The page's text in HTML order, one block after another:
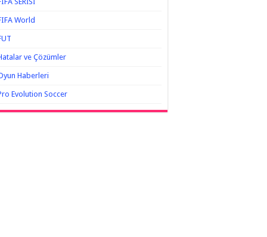
World
ve Çözümler
Haberleri
Evolution Soccer